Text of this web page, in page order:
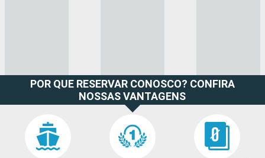
POR QUE RESERVAR CONOSCO? CONFIRA
NOSSAS VANTAGENS